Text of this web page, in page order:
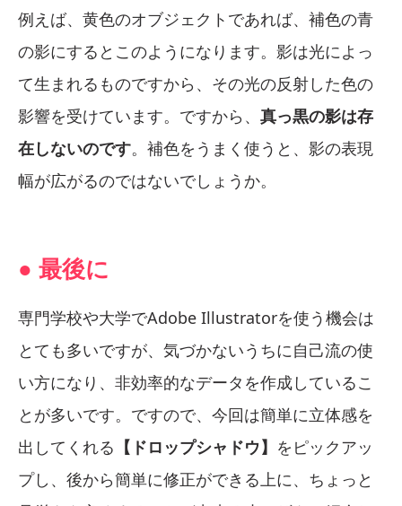
例えば、黄色のオブジェクトであれば、補色の青
の影にするとこのようになります。影は光によっ
て生まれるものですから、その光の反射した色の
影響を受けています。ですから、 真っ黒の影は存
在しないのです。補色をうまく使うと、影の表現
幅が広がるのではないでしょうか。
● 最後に
専門学校や大学でAdobe Illustratorを使う機会は
とても多いですが、気づかないうちに自己流の使
い方になり、非効率的なデータを作成しているこ
とが多いです。ですので、今回は簡単に立体感を
出してくれる 【ドロップシャドウ】 をピックアッ
プし、後から簡単に修正ができる上に、ちょっと